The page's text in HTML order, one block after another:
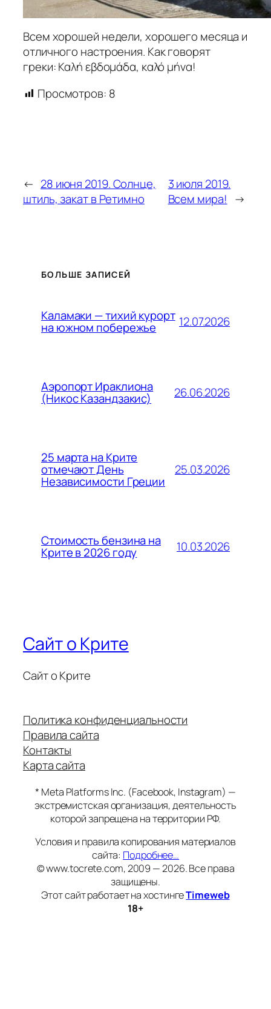
Всем хорошей недели, хорошего месяца и
отличного настроения. Как говорят
греки: Καλή εβδομάδα, καλό μήνα!
Просмотров: 8
← 28 июня 2019. Солнце,
штиль, закат в Ретимно
3 июля 2019.
Всем мира! →
БОЛЬШЕ ЗАПИСЕЙ
Каламаки — тихий курорт
на южном побережье 12.07.2026
Аэропорт Ираклиона
(Никос Казандзакис) 26.06.2026
25 марта на Крите
отмечают День
Независимости Греции
25.03.2026
Стоимость бензина на
Крите в 2026 году 10.03.2026
Сайт о Крите
Сайт о Крите
Политика конфиденциальности
Правила сайта
Контакты
Карта сайта
* Meta Platforms Inc. (Facebook, Instagram) —
экстремистская организация, деятельность
которой запрещена на территории РФ.
Условия и правила копирования материалов
сайта: Подробнее…
© www.tocrete.com, 2009 — 2026. Все права
защищены.
Этот сайт работает на хостингеTimeweb
18+